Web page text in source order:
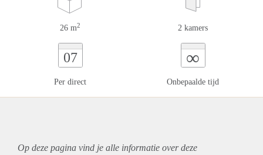
26 m2 2 kamers
07
Per direct
∞
Onbepaalde tijd
Op deze pagina vind je alle informatie over deze